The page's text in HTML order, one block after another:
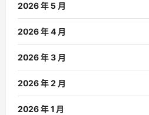
2026 年 5 月
2026 年 4 月
2026 年 3 月
2026 年 2 月
2026 年 1 月